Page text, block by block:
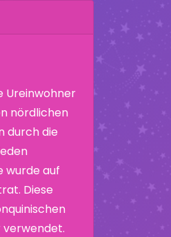
Ureinwohner
nördlichen
durch die
wurde auf
Diese
verwendet.